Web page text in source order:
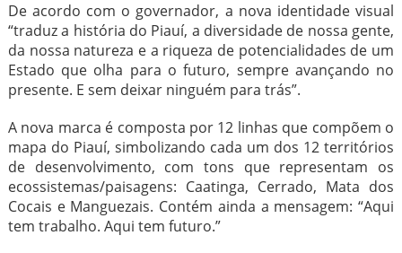
De acordo com o governador, a nova identidade visual
“traduz a história do Piauí, a diversidade de nossa gente,
da nossa natureza e a riqueza de potencialidades de um
Estado que olha para o futuro, sempre avançando no
presente. E sem deixar ninguém para trás”.
A nova marca é composta por 12 linhas que compõem o
mapa do Piauí, simbolizando cada um dos 12 territórios
de desenvolvimento, com tons que representam os
ecossistemas/paisagens: Caatinga, Cerrado, Mata dos
Cocais e Manguezais. Contém ainda a mensagem: “Aqui
tem trabalho. Aqui tem futuro.”